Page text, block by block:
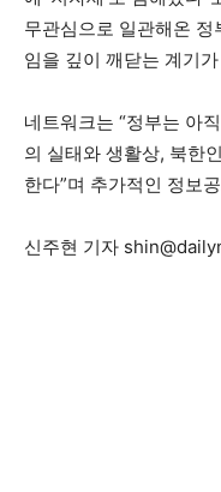
무관심으로 일관해온
임을 깊이 깨닫는 계기
네트워크는 “정부는 아
의 실태와 생활상, 북한
한다”며 추가적인 정보
신주현 기자